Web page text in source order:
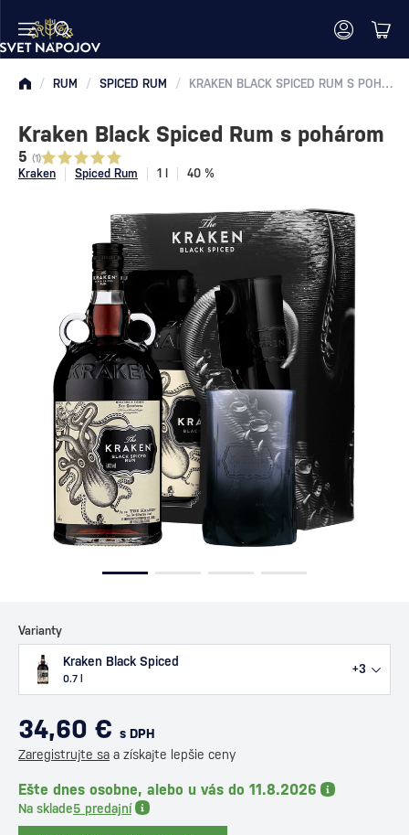
/ RUM / SPICED RUM / KRAKEN BLACK SPICED RUM S POHÁROM
Kraken Spiced Rum 1 l 40 %
Kraken Black Spiced Rum s pohárom
5 (1)
Varianty
Kraken Black Spiced
0.7 l
+3
34,60 € s DPH
Zaregistrujte sa a získajte lepšie ceny
Ešte dnes osobne, alebo u vás do 11.8.2026
Na sklade5 predajní